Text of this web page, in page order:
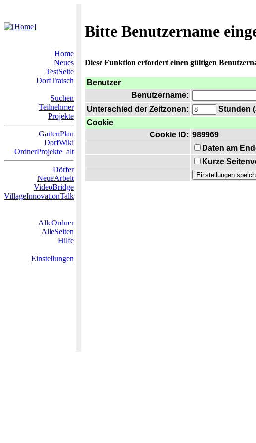
Bitte Benutzername
Home
Neues
TestSeite
DorfTratsch
Suchen
Teilnehmer
Projekte
GartenPlan
DorfWiki
OrdnerProjekte_alt
Dörfer
NeueArbeit
VideoBridge
VillageInnovationTalk
AlleOrdner
AlleSeiten
Hilfe
Einstellungen
Diese Funktion erfordert einen gültigen
Benutzer
Benutzername:
Unterschied der Zeitzonen:
Stunden
Cookie
Cookie ID: 989969
Daten am
Kurze